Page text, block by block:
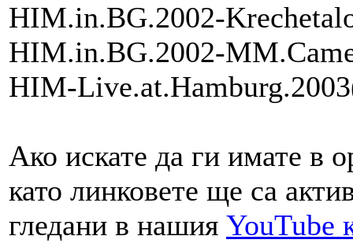
HIM.in.BG.2002-
HIM.in.BG.2002-
HIM-
Ако искате да ги имате в
като линковете ще са
гледани в нашия YouTube